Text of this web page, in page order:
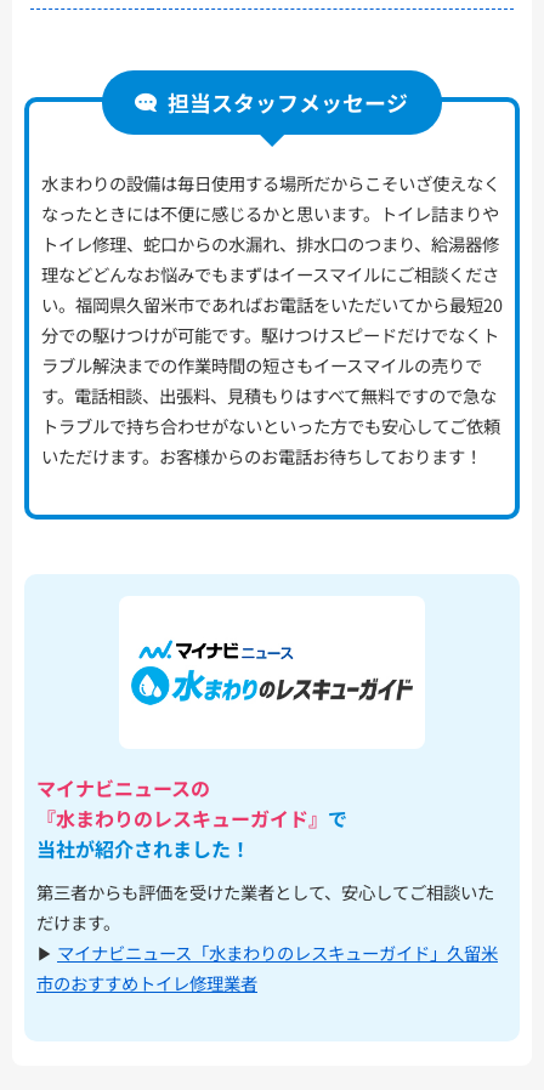
担当スタッフメッセージ
水まわりの設備は毎日使用する場所だからこそいざ使えなく
なったときには不便に感じるかと思います。トイレ詰まりや
トイレ修理、蛇口からの水漏れ、排水口のつまり、給湯器修
理などどんなお悩みでもまずはイースマイルにご相談くださ
い。福岡県久留米市であればお電話をいただいてから最短20
分での駆けつけが可能です。駆けつけスピードだけでなくト
ラブル解決までの作業時間の短さもイースマイルの売りで
す。電話相談、出張料、見積もりはすべて無料ですので急な
トラブルで持ち合わせがないといった方でも安心してご依頼
いただけます。お客様からのお電話お待ちしております！
マイナビニュースの
『水まわりのレスキューガイド』 で
当社が紹介されました！
第三者からも評価を受けた業者として、安心してご相談いた
だけます。
▶︎ マイナビニュース「水まわりのレスキューガイド」久留米
市のおすすめトイレ修理業者